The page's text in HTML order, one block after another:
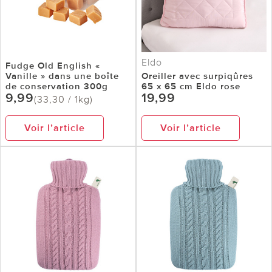
Fudge Old English «
Vanille » dans une boîte
de conservation 300g
9,99(33,30 / 1kg)
Voir l’article
Eldo
Oreiller avec surpiqûres
65 x 65 cm Eldo rose
19,99
Voir l’article